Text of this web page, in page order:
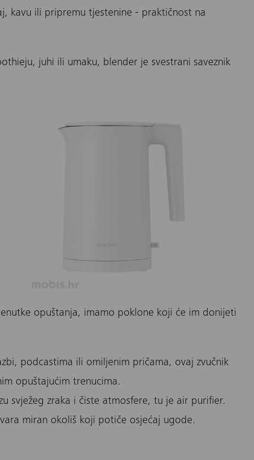
kavu ili pripremu tjestenine - praktičnost na
juhi ili umaku, blender je svestrani saveznik
opuštanja, imamo poklone koji će im donijeti
podcastima ili omiljenim pričama, ovaj zvučnik
opuštajućim trenucima.
svježeg zraka i čiste atmosfere, tu je air purifier.
miran okoliš koji potiče osjećaj ugode.